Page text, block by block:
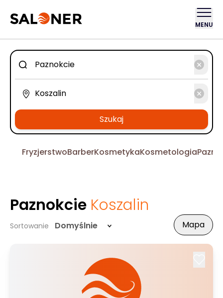
MENU
Szukaj
FryzjerstwoBarberKosmetykaKosmetologia
Paznokcie Koszalin
Sortowanie Domyślnie Mapa